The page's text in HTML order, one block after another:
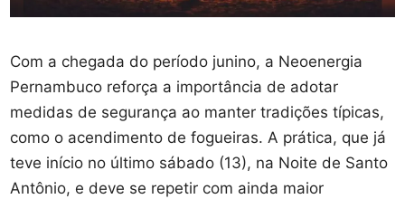
Com a chegada do período junino, a Neoenergia
Pernambuco reforça a importância de adotar
medidas de segurança ao manter tradições típicas,
como o acendimento de fogueiras. A prática, que já
teve início no último sábado (13), na Noite de Santo
Antônio, e deve se repetir com ainda maior